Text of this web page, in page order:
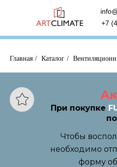
+7
Главная / Каталог /
При покупке
Чтобы
необходимо
форму